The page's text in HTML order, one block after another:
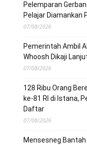
Pelemparan
Pelajar Diamankan
07/08/2026
Pemerintah Ambil
Whoosh Dikaji
07/08/2026
128 Ribu Orang
ke-81 RI di Istana,
Daftar
07/08/2026
Mensesneg